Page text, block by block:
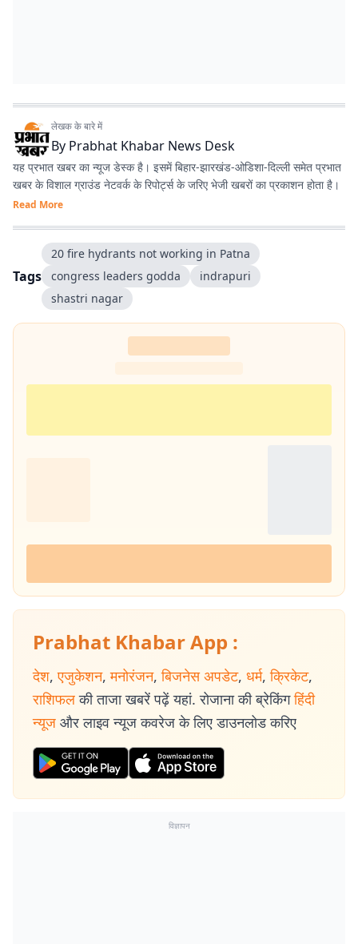
लेखक के बारे में
By Prabhat Khabar News Desk
यह प्रभात खबर का न्यूज डेस्क है। इसमें बिहार-झारखंड-ओडिशा-दिल्‍ली समेत प्रभात
खबर के विशाल ग्राउंड नेटवर्क के रिपोर्ट्स के जरिए भेजी खबरों का प्रकाशन होता है।
Read More
Tags
20 fire hydrants not working in Patna
congress leaders godda
indrapuri
shastri nagar
Prabhat Khabar App :
देश, एजुकेशन, मनोरंजन, बिजनेस अपडेट, धर्म, क्रिकेट,
राशिफल की ताजा खबरें पढ़ें यहां. रोजाना की ब्रेकिंग हिंदी
न्यूज और लाइव न्यूज कवरेज के लिए डाउनलोड करिए
विज्ञापन